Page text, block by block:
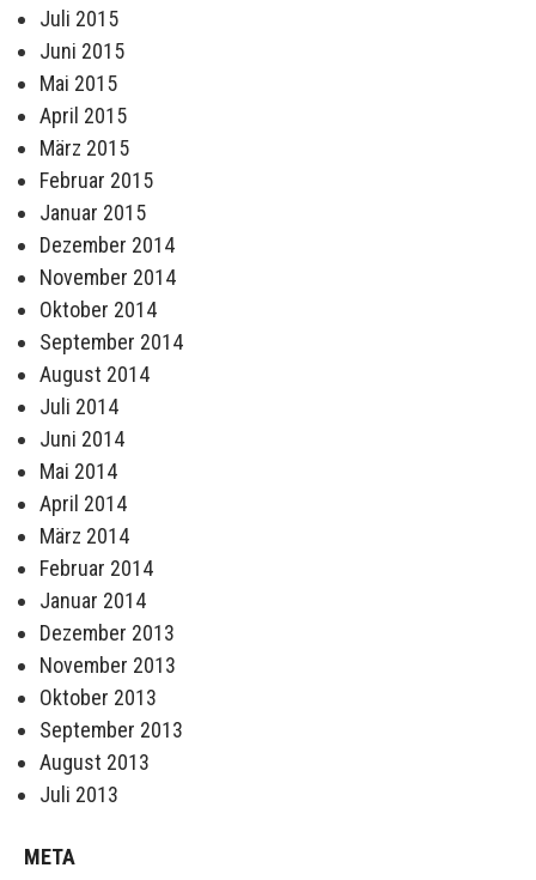
Juli 2015
Juni 2015
Mai 2015
April 2015
März 2015
Februar 2015
Januar 2015
Dezember 2014
November 2014
Oktober 2014
September 2014
August 2014
Juli 2014
Juni 2014
Mai 2014
April 2014
März 2014
Februar 2014
Januar 2014
Dezember 2013
November 2013
Oktober 2013
September 2013
August 2013
Juli 2013
META